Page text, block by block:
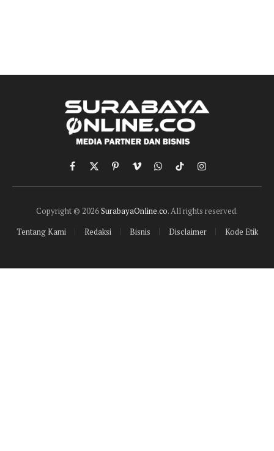
Facebook
X
(Twitter)
PinterestVimeoWhatsApp
TikTokInstagram
Copyright © 2026SurabayaOnline.co. All rights reserved.
Tentang Kami
Redaksi Bisnis Disclaimer Kode Etik